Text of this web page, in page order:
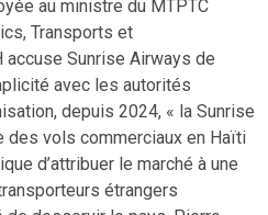
au ministre du MTPTC
Transports et
accuse Sunrise Airways de
avec les autorités
depuis 2024, « la Sunrise
vols commerciaux en Haïti
d’attribuer le marché à une
étrangers